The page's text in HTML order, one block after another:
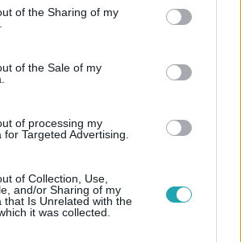
or usage behaviour. You may click to
to Google and its third-party tags to
specified purposes in below Google
of the Sharing of my
of the Sale of my
of processing my
Targeted Advertising.
of Collection, Use,
and/or Sharing of my
that Is Unrelated with the
it was collected.
indult Majka! Emlékszel,
minden 22 évesen a
nosztalgiázunk! Emlékszel, hogyan
a ValóVilágban? Nézd meg első
mielőtt újra megtölti az Arénát!